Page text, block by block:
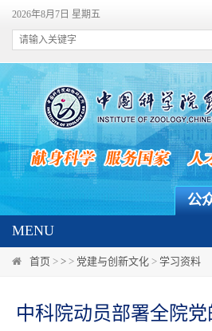
2026年8月7日 星期五
公
MENU
首页 > > > 党建与创新文化 > 学习资料
中科院动员部署全院